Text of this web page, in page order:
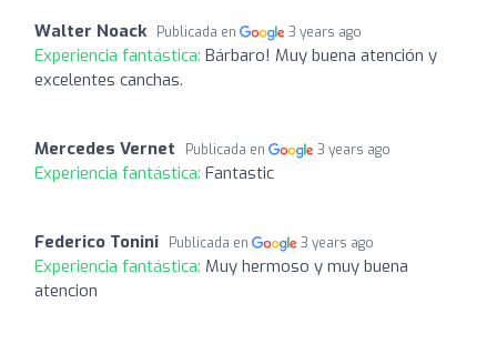
Walter Noack Publicada en 3 years ago
Experiencia fantástica: Bárbaro! Muy buena atención y
excelentes canchas.
Mercedes Vernet Publicada en 3 years ago
Experiencia fantástica: Fantastic
Federico Tonini Publicada en 3 years ago
Experiencia fantástica: Muy hermoso y muy buena
atencion